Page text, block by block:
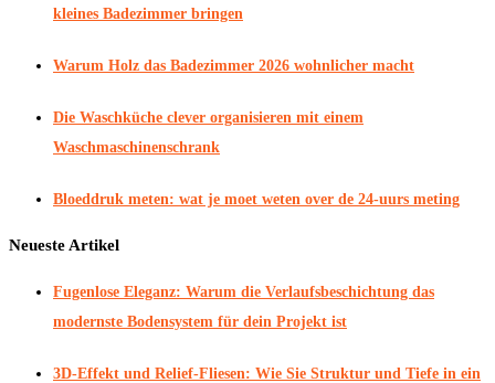
kleines Badezimmer bringen
Warum Holz das Badezimmer 2026 wohnlicher macht
Die Waschküche clever organisieren mit einem
Waschmaschinenschrank
Bloeddruk meten: wat je moet weten over de 24-uurs meting
Neueste Artikel
Fugenlose Eleganz: Warum die Verlaufsbeschichtung das
modernste Bodensystem für dein Projekt ist
3D-Effekt und Relief-Fliesen: Wie Sie Struktur und Tiefe in ein